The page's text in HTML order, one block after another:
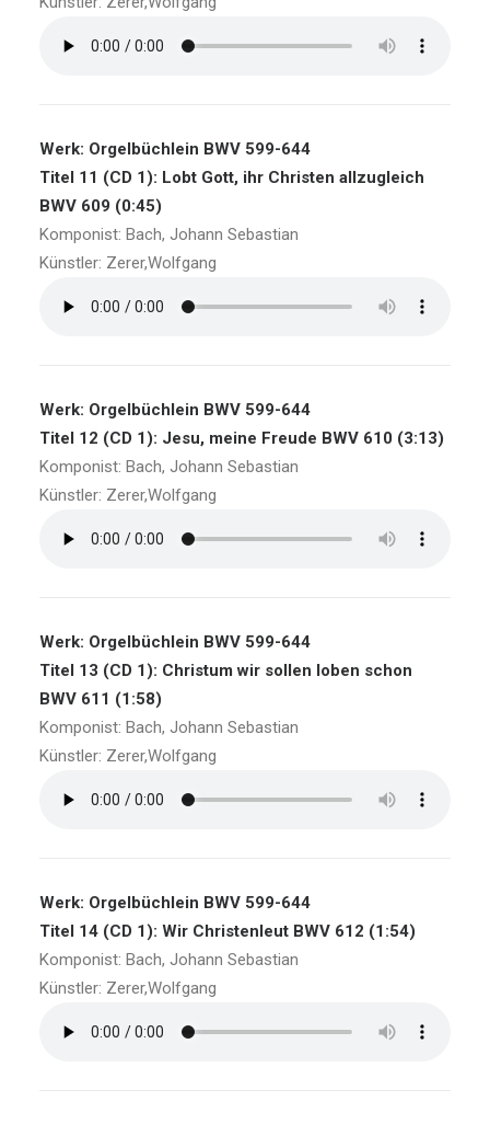
Werk: Orgelbüchlein BWV 599-644
Titel 11 (CD 1): Lobt Gott, ihr Christen allzugleich
BWV 609 (0:45)
Komponist: Bach, Johann Sebastian
Künstler: Zerer,Wolfgang
Werk: Orgelbüchlein BWV 599-644
Titel 12 (CD 1): Jesu, meine Freude BWV 610 (3:13)
Komponist: Bach, Johann Sebastian
Künstler: Zerer,Wolfgang
Werk: Orgelbüchlein BWV 599-644
Titel 13 (CD 1): Christum wir sollen loben schon
BWV 611 (1:58)
Komponist: Bach, Johann Sebastian
Künstler: Zerer,Wolfgang
Werk: Orgelbüchlein BWV 599-644
Titel 14 (CD 1): Wir Christenleut BWV 612 (1:54)
Komponist: Bach, Johann Sebastian
Künstler: Zerer,Wolfgang